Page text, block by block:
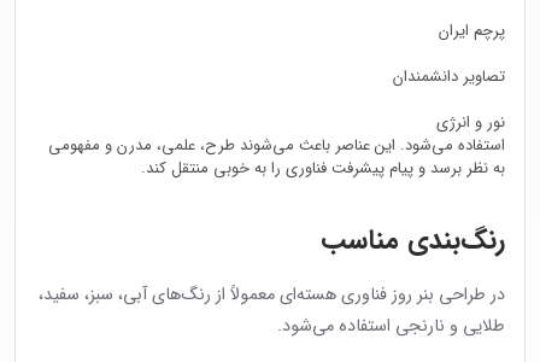
پرچم ایران
تصاویر دانشمندان
نور و انرژی
استفاده می‌شود. این عناصر باعث می‌شوند طرح، علمی، مدرن و مفهومی
به نظر برسد و پیام پیشرفت فناوری را به خوبی منتقل کند.
رنگ‌بندی مناسب
در طراحی بنر روز فناوری هسته‌ای معمولاً از رنگ‌های آبی، سبز، سفید،
طلایی و نارنجی استفاده می‌شود.